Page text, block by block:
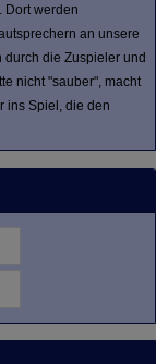
Dort werden
an unsere
durch die Zuspieler und
nicht "sauber", macht
ins Spiel, die den